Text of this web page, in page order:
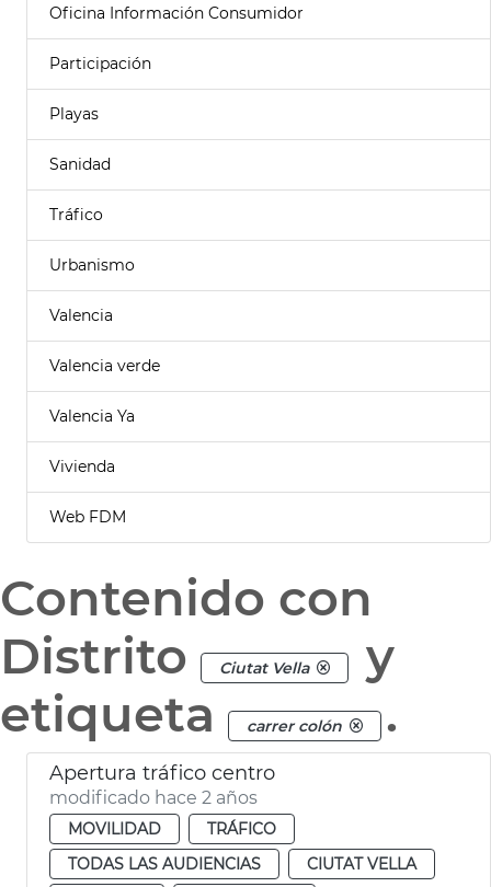
Oficina Información Consumidor
Participación
Playas
Sanidad
Tráfico
Urbanismo
Valencia
Valencia verde
Valencia Ya
Vivienda
Web FDM
Contenido con
Distrito
Ciutat Vella
y
etiqueta
carrer colón .
Apertura tráfico centro
modificado hace 2 años
MOVILIDAD
TRÁFICO
TODAS LAS AUDIENCIAS
CIUTAT VELLA